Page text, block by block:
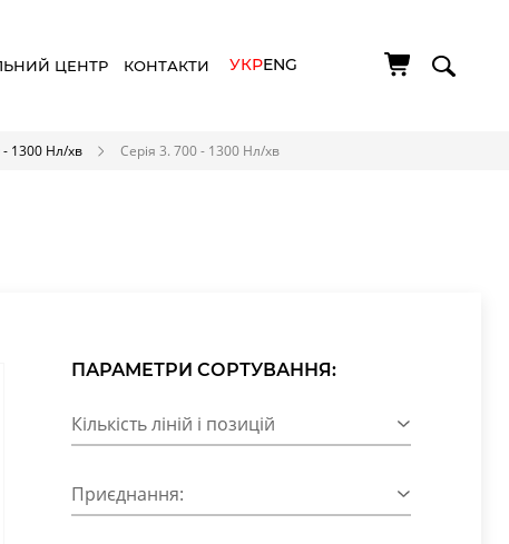
ЦЕНТР КОНТАКТИ УКРENG
- 1300 Нл/хв Серія 3. 700 - 1300 Нл/хв
ПАРАМЕТРИ СОРТУВАННЯ:
Кількість ліній і позицій
Приєднання: